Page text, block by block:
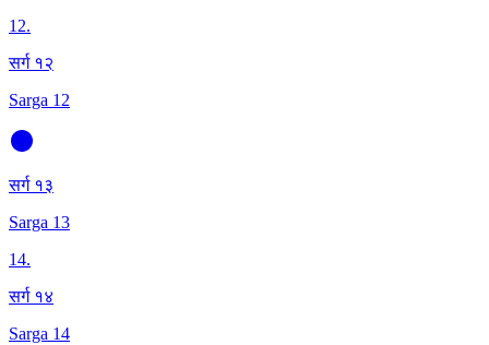
12.
सर्ग १२
Sarga 12
सर्ग १३
Sarga 13
14.
सर्ग १४
Sarga 14